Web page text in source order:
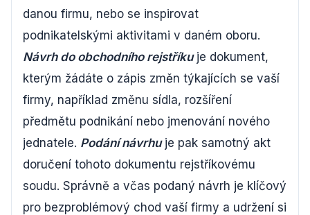
danou firmu, nebo se inspirovat
podnikatelskými aktivitami v daném oboru.
Návrh do obchodního rejstříkuje dokument,
kterým žádáte o zápis změn týkajících se vaší
firmy, například změnu sídla, rozšíření
předmětu podnikání nebo jmenování nového
jednatele. Podání návrhuje pak samotný akt
doručení tohoto dokumentu rejstříkovému
soudu. Správně a včas podaný návrh je klíčový
pro bezproblémový chod vaší firmy a udržení si